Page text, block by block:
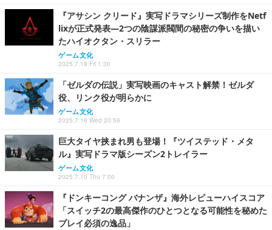
『アサシン クリード』実写ドラマシリーズ制作をNetf
lixが正式発表―2つの陰謀派閥間の秘密の争いを描い
たハイオクタン・スリラー
ゲーム文化
2025.7.18 Fri 1:30
「ゼルダの伝説」実写映画のキャスト解禁！ゼルダ
役、リンク役が明らかに
ゲーム文化
2025.7.16 Wed 20:59
巨大タイヤ挟まれ男も登場！『ツイステッド・メタ
ル』実写ドラマ版シーズン2トレイラー
ゲーム文化
2025.7.10 Thu 7:00
『ドンキーコング バナンザ』海外レビューハイスコア
「スイッチ2の最高傑作のひとつとなる可能性を秘めた
プレイ必須の逸品」